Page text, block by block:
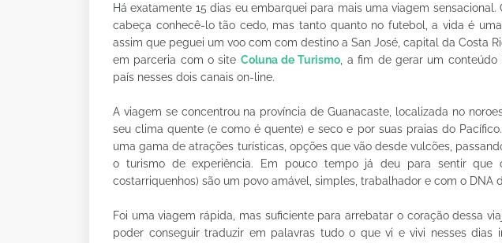
Há exatamente 15 dias eu embarquei para mais uma viagem
cabeça conhecê-lo tão cedo, mas tanto quantono futebol, a vida é
assim que peguei um voo com com destino a San José, capital da Costa
em parceria com o site Coluna de Turismo , a fim de gerar um
país nesses dois canais on-line.
A viagem se concentrou na província de Guanacaste, localizada no
seu clima quente (e como é quente) e seco e por suas praias do
uma gama de atrações turísticas, opções que vão desde vulcões,
o turismo de experiência. Em pouco tempo já deu para sentir que
costarriquenhos) são um povo amável, simples, trabalhador e com o DNA
Foi uma viagem rápida, mas suficiente para arrebatar o coração dessa
poder conseguir traduzir em palavras tudo o que vi e vivi nesses dias